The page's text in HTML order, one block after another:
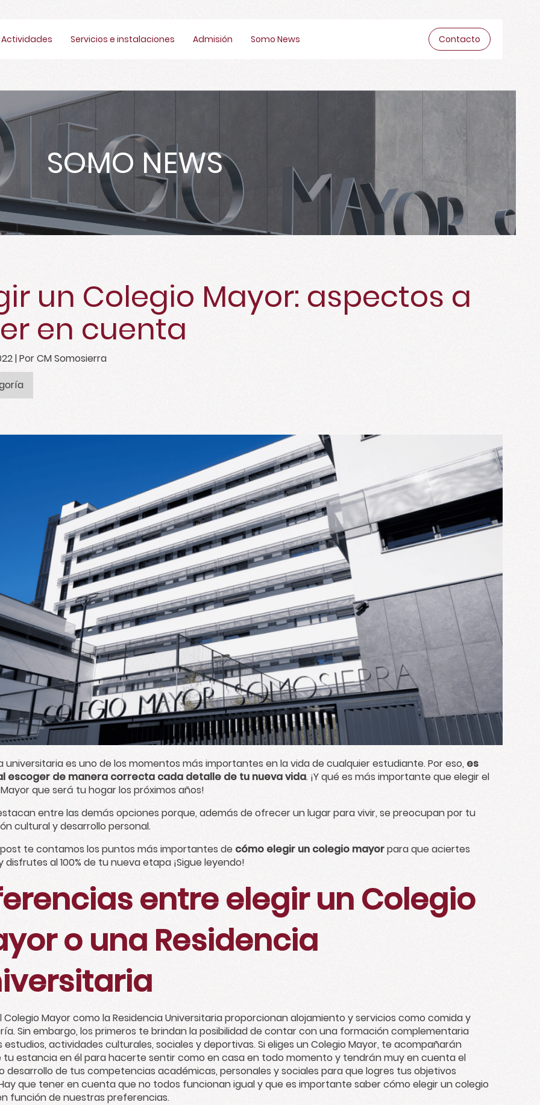
Actividades Servicios e instalaciones Admisión Somo News Contacto
SOMO NEWS
un Colegio Mayor: aspectos a
en cuenta
| Por CM Somosierra
universitaria es uno de los momentos más importantes en la vida de cualquier estudiante. Por eso, es
escoger de manera correcta cada detalle de tu nueva vida. ¡Y qué es más importante que elegir el
que será tu hogar los próximos años!
entre las demás opciones porque, además de ofrecer un lugar para vivir, se preocupan por tu
cultural y desarrollo personal.
te contamos los puntos más importantes de cómo elegir un colegio mayorpara que aciertes
disfrutes al 100% de tu nueva etapa ¡Sigue leyendo!
entre elegir un Colegio
o una Residencia
Colegio Mayor como la Residencia Universitaria proporcionan alojamiento y servicios como comida y
Sin embargo, los primeros te brindan la posibilidad de contar con una formación complementaria
estudios, actividades culturales, sociales y deportivas. Si eliges un Colegio Mayor, te acompañarán
estancia en él para hacerte sentir como en casa en todo momento y tendrán muy en cuenta el
desarrollo de tus competencias académicas, personales y sociales para que logres tus objetivos
que tener en cuenta que no todos funcionan igual y que es importante saber cómo elegir un colegio
función de nuestras preferencias.